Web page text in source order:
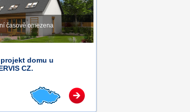
časově omezena
domu u
CZ.